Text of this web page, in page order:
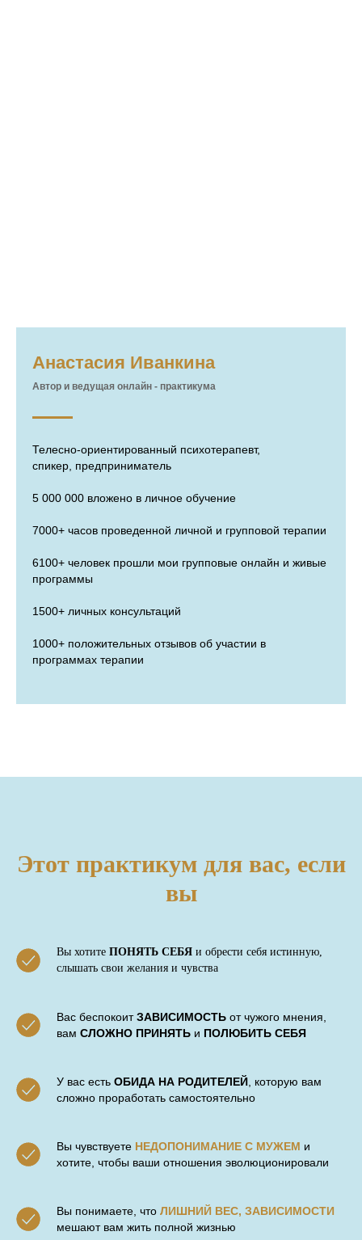
Анастасия Иванкина
Автор и ведущая онлайн - практикума
Телесно-ориентированный психотерапевт,
спикер, предприниматель
5 000 000 вложено в личное обучение
7000+ часов проведенной личной и групповой терапии
6100+ человек прошли мои групповые онлайн и живые
программы
1500+ личных консультаций
1000+ положительных отзывов об участии в
программах терапии
Этот практикум для вас, если
вы
Вы хотите ПОНЯТЬ СЕБЯ и обрести себя истинную,
слышать свои желания и чувства
Вас беспокоитЗАВИСИМОСТЬ от чужого мнения,
вам СЛОЖНО ПРИНЯТЬ и ПОЛЮБИТЬ СЕБЯ
У вас есть ОБИДА НА РОДИТЕЛЕЙ , которую вам
сложно проработать самостоятельно
Вы чувствуете НЕДОПОНИМАНИЕ С МУЖЕМ и
хотите, чтобы ваши отношения эволюционировали
Вы понимаете, что ЛИШНИЙ ВЕС, ЗАВИСИМОСТИ
мешают вам жить полной жизнью